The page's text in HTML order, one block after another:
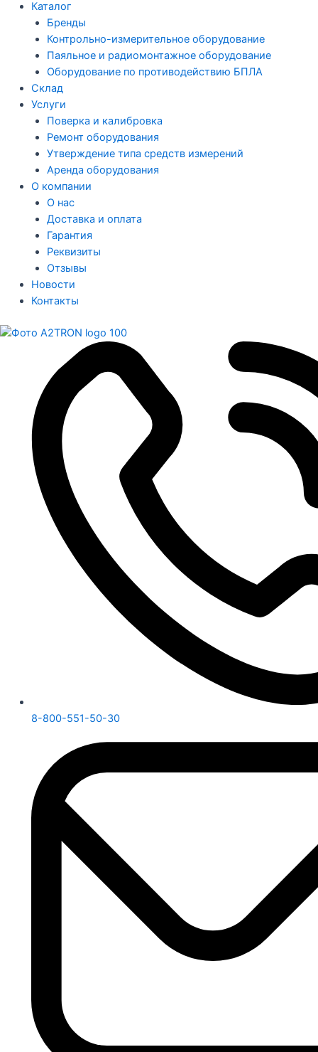
Каталог
Бренды
Контрольно-измерительное оборудование
Паяльное и радиомонтажное оборудование
Оборудование по противодействию БПЛА
Склад
Услуги
Поверка и калибровка
Ремонт оборудования
Утверждение типа средств измерений
Аренда оборудования
О компании
О нас
Доставка и оплата
Гарантия
Реквизиты
Отзывы
Новости
Контакты
8-800-551-50-30